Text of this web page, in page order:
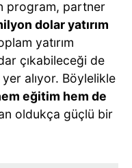
program, partner
dolar yatırım
yatırım
çıkabileceği de
yer alıyor. Böylelikle
eğitim hem de
oldukça güçlü bir